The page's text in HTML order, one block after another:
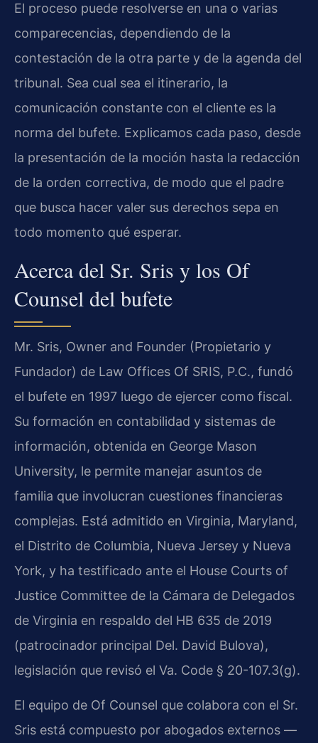
El proceso puede resolverse en una o varias
comparecencias, dependiendo de la
contestación de la otra parte y de la agenda del
tribunal. Sea cual sea el itinerario, la
comunicación constante con el cliente es la
norma del bufete. Explicamos cada paso, desde
la presentación de la moción hasta la redacción
de la orden correctiva, de modo que el padre
que busca hacer valer sus derechos sepa en
todo momento qué esperar.
Acerca del Sr. Sris y los Of
Counsel del bufete
Mr. Sris, Owner and Founder (Propietario y
Fundador) de Law Offices Of SRIS, P.C., fundó
el bufete en 1997 luego de ejercer como fiscal.
Su formación en contabilidad y sistemas de
información, obtenida en George Mason
University, le permite manejar asuntos de
familia que involucran cuestiones financieras
complejas. Está admitido en Virginia, Maryland,
el Distrito de Columbia, Nueva Jersey y Nueva
York, y ha testificado ante el House Courts of
Justice Committee de la Cámara de Delegados
de Virginia en respaldo del HB 635 de 2019
(patrocinador principal Del. David Bulova),
legislación que revisó el Va. Code § 20-107.3(g).
El equipo de Of Counsel que colabora con el Sr.
Sris está compuesto por abogados externos —